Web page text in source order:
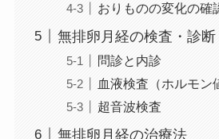
おりものの変化の確
無排卵月経の検査・診断
問診と内診
血液検査（ホルモン
超音波検査
無排卵月経の治療法